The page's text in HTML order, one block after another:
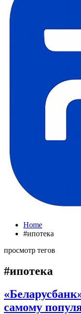
Home
#ипотека
просмотр тегов
#ипотека
самому